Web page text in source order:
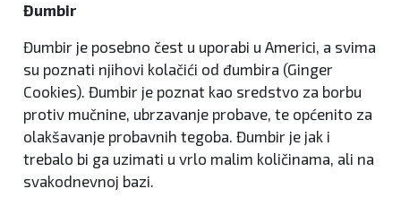
Đumbir
Đumbir je posebno čest u uporabi u Americi, a svima
su poznati njihovi kolačići od đumbira (Ginger
Cookies). Đumbir je poznat kao sredstvo za borbu
protiv mučnine, ubrzavanje probave, te općenito za
olakšavanje probavnih tegoba. Đumbir je jak i
trebalo bi ga uzimati u vrlo malim količinama, ali na
svakodnevnoj bazi.